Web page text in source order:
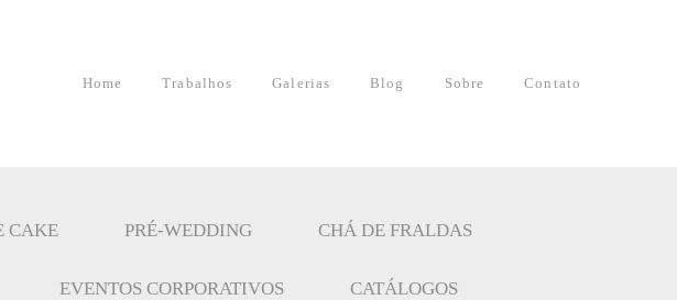
Home Trabalhos Galerias Blog Sobre Contato
CAKE PRÉ-WEDDING CHÁ DE FRALDAS
EVENTOS CORPORATIVOS CATÁLOGOS